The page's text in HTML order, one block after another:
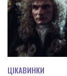
ЦІКАВИНКИ